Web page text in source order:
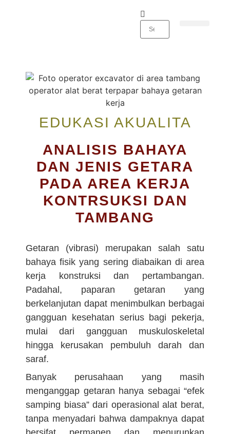
EDUKASI AKUALITA
ANALISIS BAHAYA
DAN JENIS GETARA
PADA AREA KERJA
KONTRSUKSI DAN
TAMBANG
Getaran (vibrasi) merupakan salah satu
bahaya fisik yang sering diabaikan di area
kerja konstruksi dan pertambangan.
Padahal, paparan getaran yang
berkelanjutan dapat menimbulkan berbagai
gangguan kesehatan serius bagi pekerja,
mulai dari gangguan muskuloskeletal
hingga kerusakan pembuluh darah dan
saraf.
Banyak perusahaan yang masih
menganggap getaran hanya sebagai “efek
samping biasa” dari operasional alat berat,
tanpa menyadari bahwa dampaknya dapat